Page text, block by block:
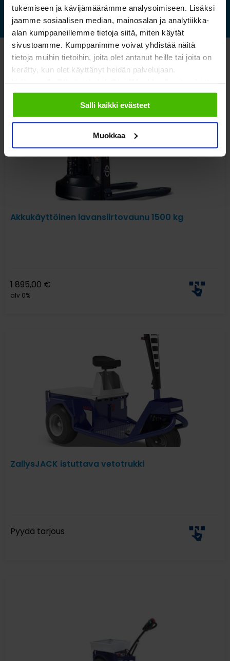
tukemiseen ja kävijämäärämme analysoimiseen. Lisäksi
jaamme sosiaalisen median, mainosalan ja analytiikka-
alan kumppaneillemme tietoja siitä, miten käytät
sivustoamme. Kumppanimme voivat yhdistää näitä
tietoja muihin tietoihin, joita olet antanut heille tai joita on
kerätty, kun olet käyttänyt heidän palvelujaan.
sallimiisi evästeisiin.
Salli kaikki evästeet
Muokkaa
Katso myös nämä
Akkukäyttöinen lavansiirtovaunu 1500 kg
1 895,00 €
alv 0%
ZallysJACK istuttava vetotrukki
Pyydä tarjous